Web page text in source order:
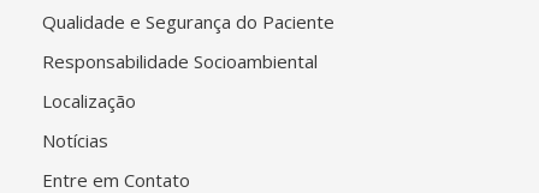
Qualidade e Segurança do Paciente
Responsabilidade Socioambiental
Localização
Notícias
Entre em Contato